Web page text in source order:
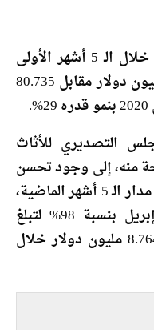
ارتفعت صادرات الأثاث المصري خلال الـ 5 أشهر الأولى
من 2021 لتسجل نحو 104.243 مليون دولار مقابل 80.735
التصديري للأثاث
منه، إلى وجود تحسن
ملحوظ في صادرات القطاع على مدار الـ 5 أشهر الماضية،
ليحقق اعلى معدل نمو خلال إبريل بنسبة 98% لتبلغ
17.361 مليون دولار في مقابل 8.764 مليون دولار خلال